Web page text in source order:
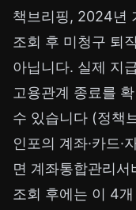
책브리핑, 2024년
조회 후 미청구 퇴
아닙니다. 실제 지
고용관계 종료를
수 있습니다 (정책
인포의 계좌·카드·
면 계좌통합관리서
조회 후에는 이 4